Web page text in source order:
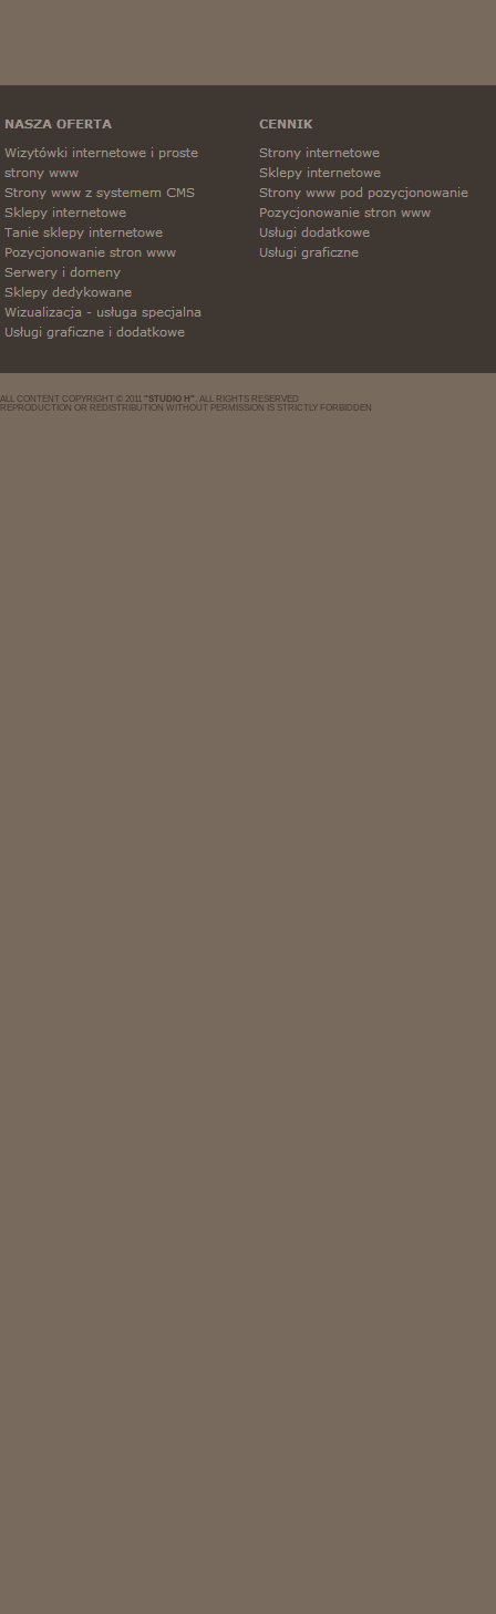
ALL CONTENT COPYRIGHT © 2011 "STUDIO H" . ALL RIGHTS RESERVED
REPRODUCTION OR REDISTRIBUTION WITHOUT PERMISSION IS STRICTLY FORBIDDEN